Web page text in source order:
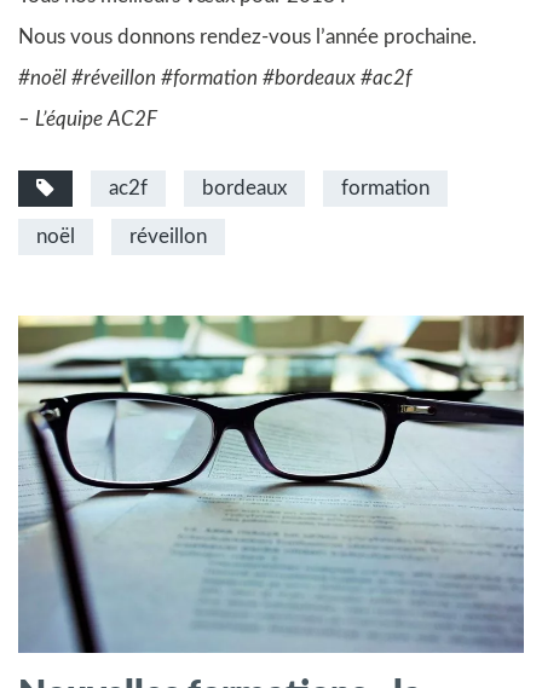
Nous vous donnons rendez-vous l’année prochaine.
#noël #réveillon #formation #bordeaux #ac2f
– L’équipe AC2F
ac2f bordeaux formation
noël réveillon